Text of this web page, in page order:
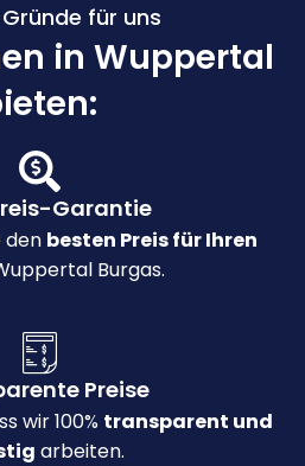
für uns
in Wuppertal
Garantie
den besten Preis für Ihren
Burgas.
Preise
wir 100% transparent und
arbeiten.